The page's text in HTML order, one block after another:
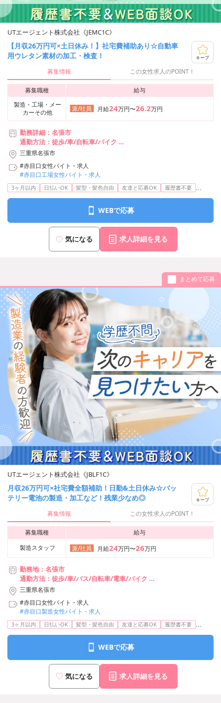
UTエージェント株式会社《JEMC1C》
【月収26万円可×土日休み！】社宅費補助あり☆自動車
用ウレタン素材の加工・検査！
キープ
募集情報 この女性求人のPOINT！
募集職種
給与
製造・工場・メー
カーその他
派/社員 月給24万円〜26.2万円
勤務詳細：名張市
通勤方法：徒歩/車/自転車/バイク
最寄り駅：桔梗が丘駅から車6分
三重県名張市
#赤目口女性バイト・求人
#赤目口工場女性バイト・求人
3ヶ月以内 日払いOK 髪型・髪色自由 友達と応募OK 履歴書不要 ...
WEBで応募
気になる 求人詳細を見る
まとめて応募
UTエージェント株式会社《JBLF1C》
月収26万円可×社宅費全額補助！日勤&土日休み☆バッ
テリー電池の製造・加工など！残業少なめ◎
キープ
募集情報 この女性求人のPOINT！
募集職種
給与
製造スタッフ
派/社員 月給24万円〜26万円
勤務地：名張市
通勤方法：徒歩/車/バス/自転車/電車/バイク
最寄り駅：桔梗が丘駅より車5分
※桔梗が丘駅より自転車8分
※近鉄桔梗が丘駅より巡回バスあり
三重県名張市
#赤目口女性バイト・求人
#赤目口製造女性バイト・求人
3ヶ月以内 日払いOK 髪型・髪色自由 友達と応募OK 履歴書不要 ...
WEBで応募
気になる 求人詳細を見る